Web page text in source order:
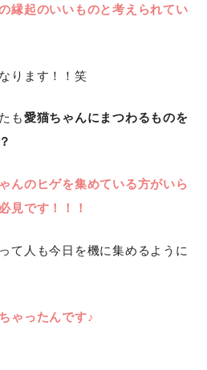
縁起のいいものと考えられてい
ります！！笑
も愛猫ちゃんにまつわるものを
んのヒゲを集めている方がいら
見です！！！
て人も今日を機に集めるように
ゃったんです♪